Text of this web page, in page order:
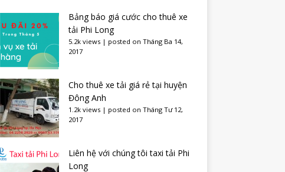
Bảng báo giá cước cho thuê xe
tải Phi Long
5.2k views| posted on Tháng Ba 14,
2017
Cho thuê xe tải giá rẻ tại huyện
Đông Anh
1.2k views| posted on Tháng Tư 12,
2017
Liên hệ với chúng tôi taxi tải Phi
Long